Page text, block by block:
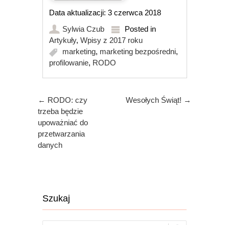
Data aktualizacji: 3 czerwca 2018
Sylwia Czub
Posted in
Artykuły,Wpisy z 2017 roku
marketing, marketing bezpośredni,
profilowanie, RODO
Post navigation
← RODO: czy
trzeba będzie
upoważniać do
przetwarzania
danych
Wesołych Świąt! →
Szukaj